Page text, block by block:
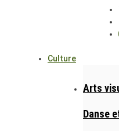
Culture
Arts
Danse